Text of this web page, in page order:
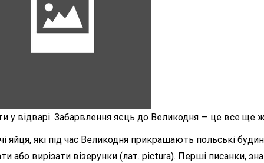
відварі. Забарвлення яєць до Великодня — це все ще
яйця, які під час Великодня прикрашають польські
або вирізати візерунки (лат. рictura). Перші писанки,